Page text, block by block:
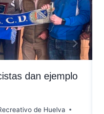
dan ejemplo
de Huelva